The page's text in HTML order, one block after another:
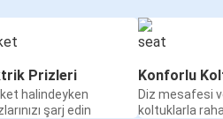
Prizleri
halindeyken
şarj edin
Konforlu
Diz mesafesi
koltuklarla